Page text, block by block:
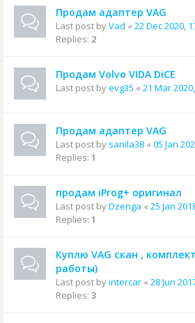
Продам адаптер VAG
Last post byVad « 22 Dec 2020,
Replies: 2
Продам Volvo VIDA DiCE
Last post byevg35 « 21 Mar
Продам адаптер VAG
Last post by sanila38 « 05 Jan
Replies: 1
продам iProg+ оригинал
Last post byDzenga « 25 Jan
Replies: 1
Куплю VAG скан ,
работы)
Last post byintercar « 28 Jun
Replies: 3